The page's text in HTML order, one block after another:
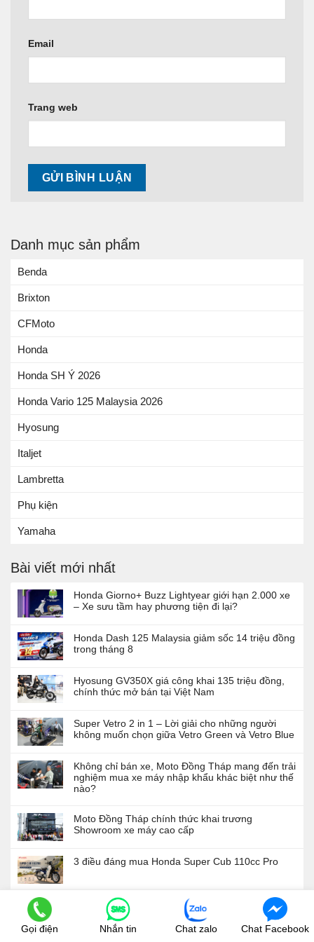
Danh mục sản phẩm
Benda
Brixton
CFMoto
Honda
Honda SH Ý 2026
Honda Vario 125 Malaysia 2026
Hyosung
Italjet
Lambretta
Phụ kiện
Yamaha
Bài viết mới nhất
Honda Giorno+ Buzz Lightyear giới hạn 2.000 xe
– Xe sưu tầm hay phương tiện đi lại?
Honda Dash 125 Malaysia giảm sốc 14 triệu đồng
trong tháng 8
Hyosung GV350X giá công khai 135 triệu đồng,
chính thức mở bán tại Việt Nam
Super Vetro 2 in 1 – Lời giải cho những người
không muốn chọn giữa Vetro Green và Vetro Blue
Không chỉ bán xe, Moto Đồng Tháp mang đến trải
nghiệm mua xe máy nhập khẩu khác biệt như thế
nào?
Moto Đồng Tháp chính thức khai trương
Showroom xe máy cao cấp
3 điều đáng mua Honda Super Cub 110cc Pro
3 lý do người Việt Nam yêu thích Honda SH Ý,
đặc biệt là phiên bản Vetro Xanh Ngọc Lục Bảo
Email
Trang web
Gọi điện Nhắn tin Chat zalo Chat Facebook